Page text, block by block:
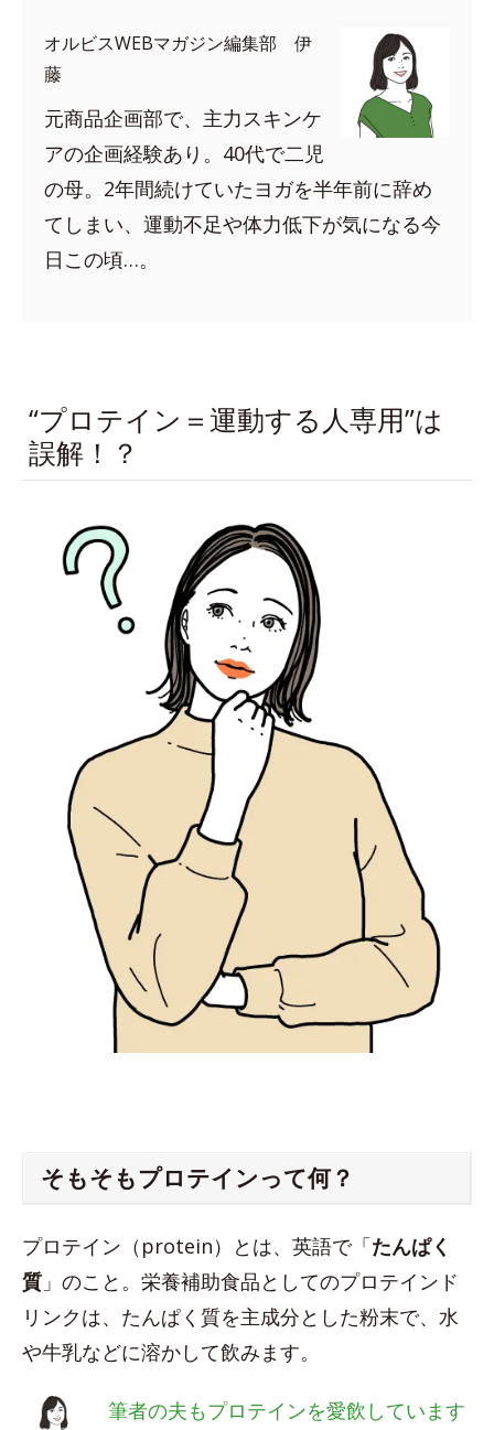
オルビスWEBマガジン編集部 伊
藤
元商品企画部で、主力スキンケ
アの企画経験あり。40代で二児
の母。2年間続けていたヨガを半年前に辞め
てしまい、運動不足や体力低下が気になる今
日この頃…。
“プロテイン＝運動する人専用”は
誤解！？
そもそもプロテインって何？
プロテイン（protein）とは、英語で「たんぱく
質 」のこと。栄養補助食品としてのプロテインド
リンクは、たんぱく質を主成分とした粉末で、水
や牛乳などに溶かして飲みます。
筆者の夫もプロテインを愛飲しています